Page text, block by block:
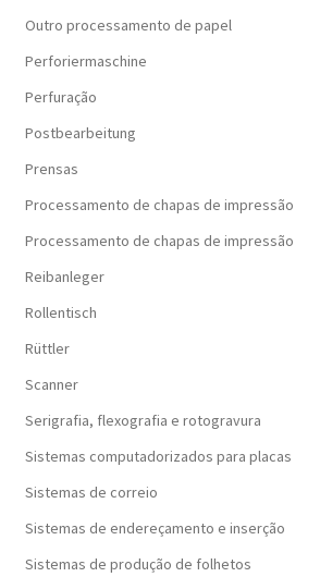
Outro processamento de papel
Perforiermaschine
Perfuração
Postbearbeitung
Prensas
Processamento de chapas de impressão
Processamento de chapas de impressão
Reibanleger
Rollentisch
Rüttler
Scanner
Serigrafia, flexografia e rotogravura
Sistemas computadorizados para placas
Sistemas de correio
Sistemas de endereçamento e inserção
Sistemas de produção de folhetos